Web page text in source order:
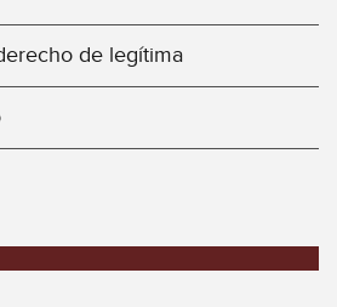
de legítima